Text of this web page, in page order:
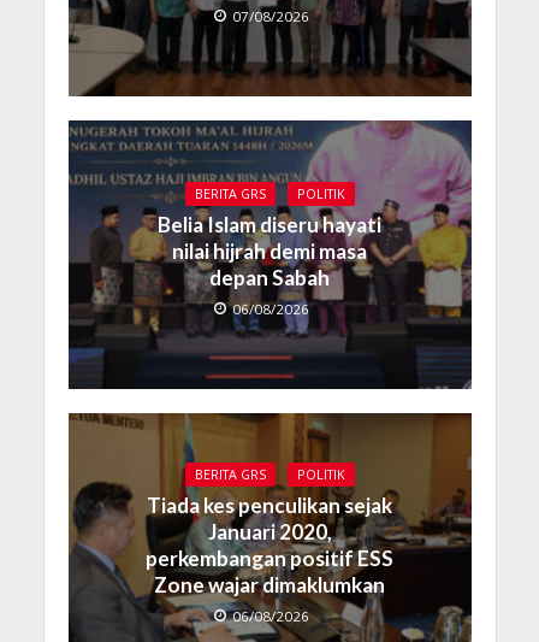
07/08/2026
BERITA GRS POLITIK
Belia Islam diseru hayati
nilai hijrah demi masa
depan Sabah
06/08/2026
BERITA GRS POLITIK
Tiada kes penculikan sejak
Januari 2020,
perkembangan positif ESS
Zone wajar dimaklumkan
06/08/2026